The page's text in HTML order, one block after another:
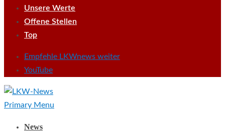
Unsere Werte
Offene Stellen
Top
Empfehle LKWnews weiter
YouTube
Primary Menu
News